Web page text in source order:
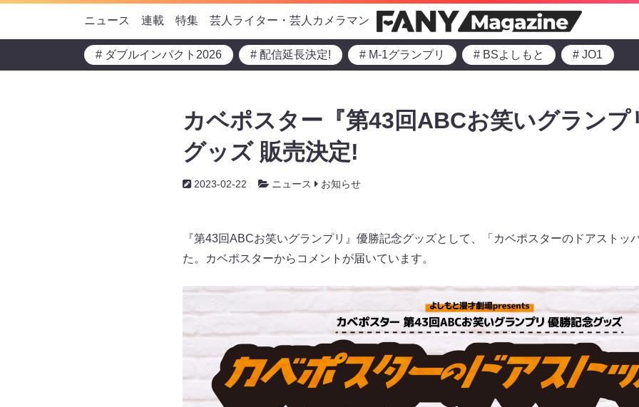
ニュース 連載 特集 芸人ライター・芸人カメラマン
# ダブルインパクト2026 # 配信延長決定! # M-1グランプリ # BSよしもと # JO1
カベポスター『第43回ABCお笑いグランプ
グッズ 販売決定!
2023-02-22 ニュース お知らせ
『第43回ABCお笑いグランプリ』優勝記念グッズとして、「カベポスターのドアストッ
た。カベポスターからコメントが届いています。